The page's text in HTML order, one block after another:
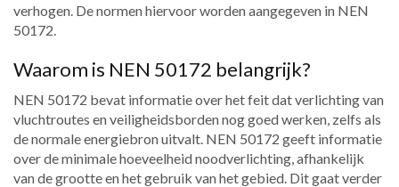
verhogen. De normen hiervoor worden aangegeven in NEN
50172.
Waarom is NEN 50172 belangrijk?
NEN 50172 bevat informatie over het feit dat verlichting van
vluchtroutes en veiligheidsborden nog goed werken, zelfs als
de normale energiebron uitvalt. NEN 50172 geeft informatie
over de minimale hoeveelheid noodverlichting, afhankelijk
van de grootte en het gebruik van het gebied. Dit gaat verder